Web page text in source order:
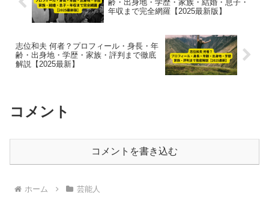
齢・出身地・学歴・家族・結婚・息子・
年収まで完全網羅【2025最新版】
志位和夫 何者？プロフィール・身長・年
齢・出身地・学歴・家族・評判まで徹底
解説【2025最新】
コメント
コメントを書き込む
ホーム 芸能人